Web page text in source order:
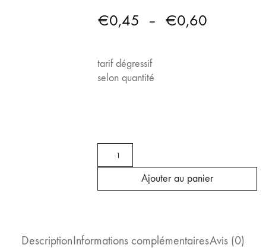
€0,45 – €0,60
tarif dégressif
selon quantité
Numérisation
négatifs
Ajouter au panier
DescriptionInformations complémentairesAvis (0)